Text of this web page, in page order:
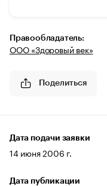
Правообладатель:
ООО «Здоровый век»
Поделиться
Дата подачи заявки
14 июня 2006 г.
Дата публикации